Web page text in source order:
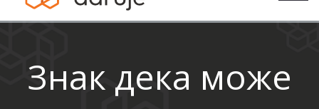
Знак дека може